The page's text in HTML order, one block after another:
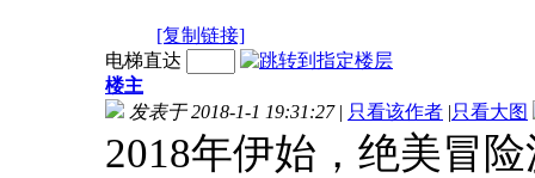
[复制链接]
电梯直达
楼主
发表于 2018-1-1 19:31:27 | 只看该作者 |只看大图
2018年伊始，绝美冒